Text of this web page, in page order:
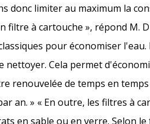
donc limiter au maximum la
filtre à cartouche », répond M.
pour économiser
nettoyer. Cela permet
renouvelée de temps en
an. » « En outre, les filtres à
en sable ou en verre. Selon